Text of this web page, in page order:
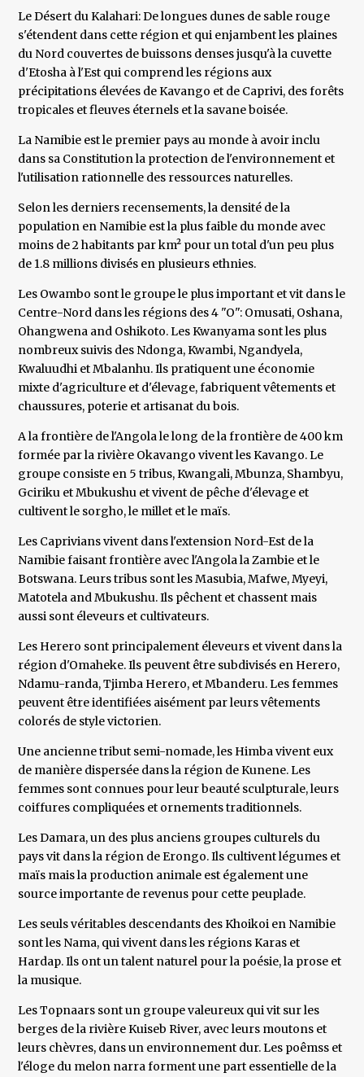
Le Désert du Kalahari: De longues dunes de sable rouge
s'étendent dans cette région et qui enjambent les plaines
du Nord couvertes de buissons denses jusqu'à la cuvette
d'Etosha à l'Est qui comprend les régions aux
précipitations élevées de Kavango et de Caprivi, des forêts
tropicales et fleuves éternels et la savane boisée.
La Namibie est le premier pays au monde à avoir inclu
dans sa Constitution la protection de l'environnement et
l'utilisation rationnelle des ressources naturelles.
Selon les derniers recensements, la densité de la
population en Namibie est la plus faible du monde avec
moins de 2 habitants par km² pour un total d'un peu plus
de 1.8 millions divisés en plusieurs ethnies.
Les Owambo sont le groupe le plus important et vit dans le
Centre-Nord dans les régions des 4 "O": Omusati, Oshana,
Ohangwena and Oshikoto. Les Kwanyama sont les plus
nombreux suivis des Ndonga, Kwambi, Ngandyela,
Kwaluudhi et Mbalanhu. Ils pratiquent une économie
mixte d'agriculture et d'élevage, fabriquent vêtements et
chaussures, poterie et artisanat du bois.
A la frontière de l'Angola le long de la frontière de 400 km
formée par la rivière Okavango vivent les Kavango. Le
groupe consiste en 5 tribus, Kwangali, Mbunza, Shambyu,
Gciriku et Mbukushu et vivent de pêche d'élevage et
cultivent le sorgho, le millet et le maïs.
Les Caprivians vivent dans l'extension Nord-Est de la
Namibie faisant frontière avec l'Angola la Zambie et le
Botswana. Leurs tribus sont les Masubia, Mafwe, Myeyi,
Matotela and Mbukushu. Ils pêchent et chassent mais
aussi sont éleveurs et cultivateurs.
Les Herero sont principalement éleveurs et vivent dans la
région d'Omaheke. Ils peuvent être subdivisés en Herero,
Ndamu-randa, Tjimba Herero, et Mbanderu. Les femmes
peuvent être identifiées aisément par leurs vêtements
colorés de style victorien.
Une ancienne tribut semi-nomade, les Himba vivent eux
de manière dispersée dans la région de Kunene. Les
femmes sont connues pour leur beauté sculpturale, leurs
coiffures compliquées et ornements traditionnels.
Les Damara, un des plus anciens groupes culturels du
pays vit dans la région de Erongo. Ils cultivent légumes et
maïs mais la production animale est également une
source importante de revenus pour cette peuplade.
Les seuls véritables descendants des Khoikoi en Namibie
sont les Nama, qui vivent dans les régions Karas et
Hardap. Ils ont un talent naturel pour la poésie, la prose et
la musique.
Les Topnaars sont un groupe valeureux qui vit sur les
berges de la rivière Kuiseb River, avec leurs moutons et
leurs chèvres, dans un environnement dur. Les poêmss et
l'éloge du melon narra forment une part essentielle de la